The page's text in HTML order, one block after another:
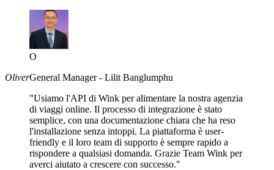
O
OliverGeneral Manager - Lilit Banglumphu
"Usiamo l'API di Wink per alimentare la nostra agenzia
di viaggi online. Il processo di integrazione è stato
semplice, con una documentazione chiara che ha reso
l'installazione senza intoppi. La piattaforma è user-
friendly e il loro team di supporto è sempre rapido a
rispondere a qualsiasi domanda. Grazie Team Wink per
averci aiutato a crescere con successo."